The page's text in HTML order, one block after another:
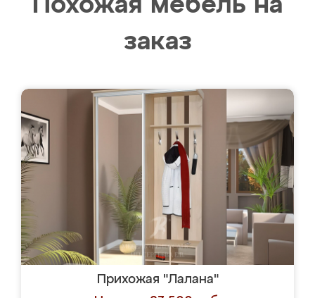
Похожая мебель на
заказ
Прихожая "Лалана"